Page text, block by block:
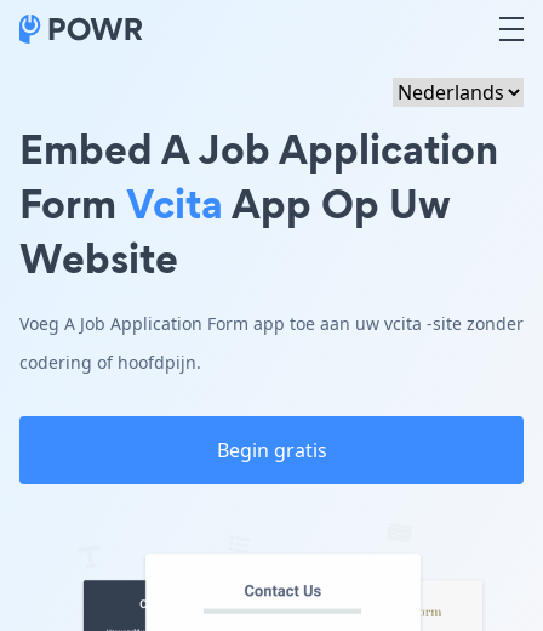
Embed A Job Application
Form VcitaApp Op Uw
Website
Voeg A Job Application Form app toe aan uw vcita -site zonder
codering of hoofdpijn.
Begin gratis